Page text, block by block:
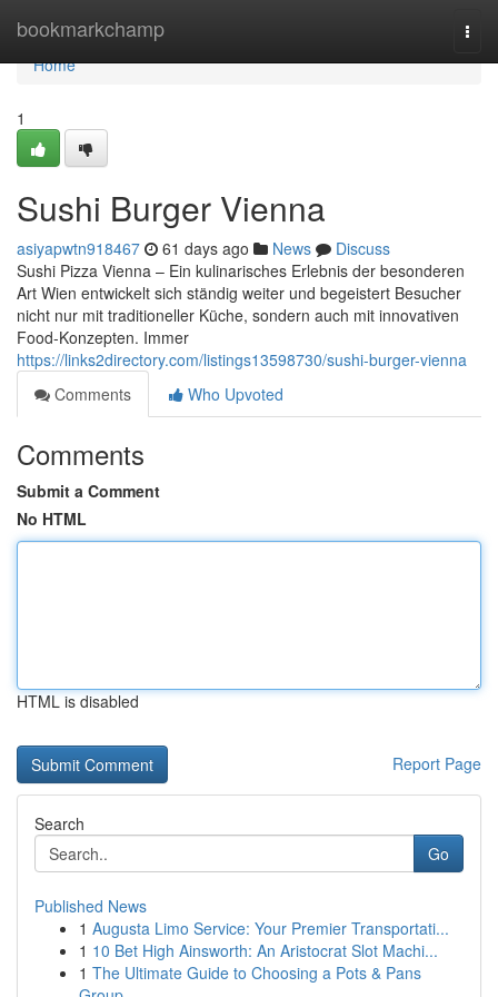
bookmarkchamp
Home
Home
1
Sushi Burger Vienna
asiyapwtn918467 61 days ago News
Discuss
Sushi Pizza Vienna – Ein kulinarisches Erlebnis der besonderen
Art Wien entwickelt sich ständig weiter und begeistert Besucher
nicht nur mit traditioneller Küche, sondern auch mit innovativen
Food-Konzepten. Immer
https://links2directory.com/listings13598730/sushi-burger-vienna
Comments
Who Upvoted
Comments
Submit a Comment
No HTML
HTML is disabled
Report Page
Search
Go
Published News
1 Augusta Limo Service: Your Premier Transportati...
1 10 Bet High Ainsworth: An Aristocrat Slot Machi...
1 The Ultimate Guide to Choosing a Pots & Pans